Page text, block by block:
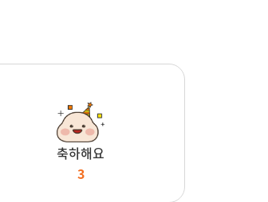
축하해요
3